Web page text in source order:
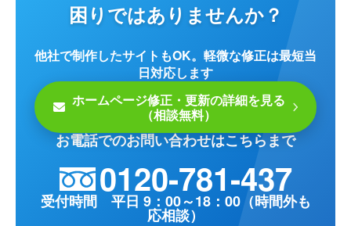
困りではありませんか？
お電話でのお問い合わせはこちらまで
0120-781-437
受付時間 平日 9：00～18：00（時間外も
応相談）
他社で制作したサイトもOK。軽微な修正は最短当
日対応します
ホームページ修正・更新の詳細を見る
（相談無料）